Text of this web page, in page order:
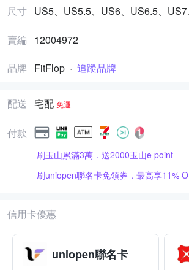
尺寸 US5、US5.5、US6、US6.5、
賣編
12004972
品牌
FitFlop · 追蹤品牌
配送 宅配 免運
付款
刷玉山累滿3萬．送2000玉山e point
刷uniopen聯名卡免領券．最高享11%
信用卡優惠
uniopen聯名卡